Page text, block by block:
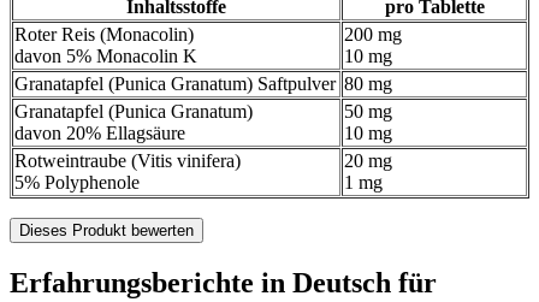
Inhaltsstoffe
pro Tablette
Roter Reis (Monacolin)
davon 5% Monacolin K
200 mg
10 mg
Granatapfel (Punica Granatum) Saftpulver 80 mg
Granatapfel (Punica Granatum)
davon 20% Ellagsäure
50 mg
10 mg
Rotweintraube (Vitis vinifera)
5% Polyphenole
20 mg
1 mg
Dieses Produkt bewerten
Erfahrungsberichte in Deutsch für